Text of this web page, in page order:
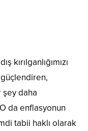
kırılganlığımızı
şey daha
O da enflasyonun
tabii haklı olarak